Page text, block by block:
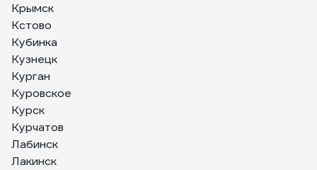
Крымск
Кстово
Кубинка
Кузнецк
Курган
Куровское
Курск
Курчатов
Лабинск
Лакинск